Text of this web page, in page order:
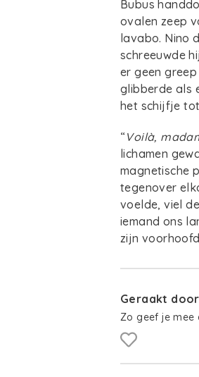
Bubus
ovalen zeep
lavabo. Nino
schreeuwde
er geen
glibberde als
het schijfje
“Voilà,
lichamen
magnetische
tegenover
voelde, viel
iemand ons
zijn
Geraakt
Zo geef je mee